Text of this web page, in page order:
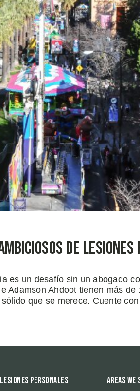
de
es un desafío sin un abogado
Adamson Ahdoot tienen más
que se merece. Cuente
Lesiones Personales Areas We